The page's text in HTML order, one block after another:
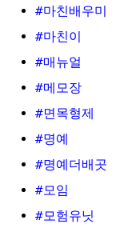
#마친배우미
#마친이
#매뉴얼
#메모장
#면목형제
#명예
#명예더배곳
#모임
#모험유닛